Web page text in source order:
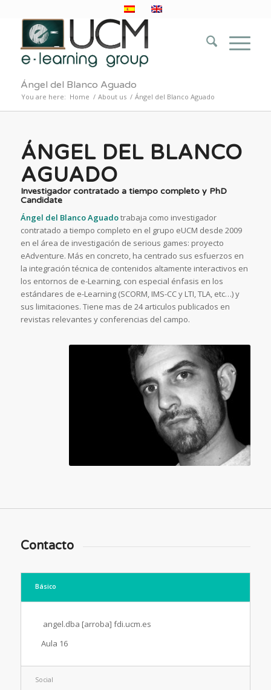
Ángel del Blanco Aguado
You are here: Home / About us / Ángel del Blanco Aguado
ÁNGEL DEL BLANCO
AGUADO
Investigador contratado a tiempo completo y PhD
Candidate
Ángel del Blanco Aguadotrabaja como investigador
contratado a tiempo completo en el grupo eUCM desde 2009
en el área de investigación de serious games: proyecto
eAdventure. Más en concreto, ha centrado sus esfuerzos en
la integración técnica de contenidos altamente interactivos en
los entornos de e-Learning, con especial énfasis en los
estándares de e-Learning (SCORM, IMS-CC y LTI, TLA, etc…) y
sus limitaciones. Tiene mas de 24 articulos publicados en
revistas relevantes y conferencias del campo.
Contacto
Básico
angel.dba [arroba] fdi.ucm.es
Aula 16
Social